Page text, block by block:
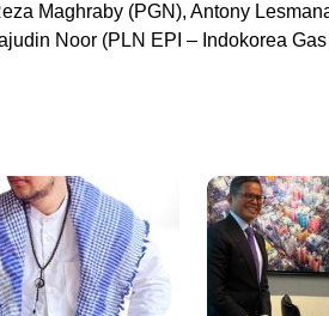
Maghraby (PGN), Antony
Noor (PLN EPI – Indokorea